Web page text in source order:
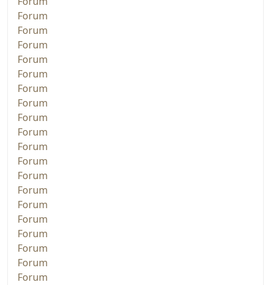
Forum
Forum
Forum
Forum
Forum
Forum
Forum
Forum
Forum
Forum
Forum
Forum
Forum
Forum
Forum
Forum
Forum
Forum
Forum